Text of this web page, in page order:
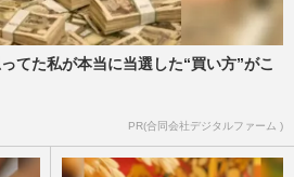
てた私が本当に当選した“買い方”がこ
PR(合同会社デジタルファーム )